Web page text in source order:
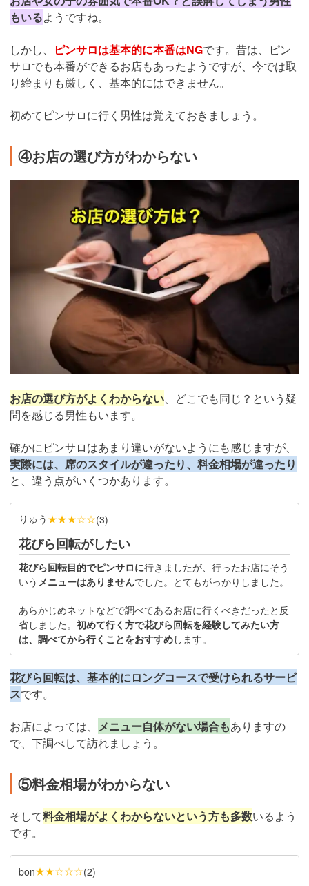
もいるようですね。
しかし、 ピンサロは基本的に本番はNGです。昔は、ピン
サロでも本番ができるお店もあったようですが、今では取
り締まりも厳しく、基本的にはできません。
初めてピンサロに行く男性は覚えておきましょう。
④お店の選び方がわからない
お店の選び方がよくわからない、どこでも同じ？という疑
問を感じる男性もいます。
確かにピンサロはあまり違いがないようにも感じますが、
実際には、席のスタイルが違ったり、料金相場が違ったり
と、違う点がいくつかあります。
りゅう ★★★☆☆(3)
花びら回転がしたい
花びら回転目的でピンサロに行きましたが、行ったお店にそう
いう メニューはありませんでした。とてもがっかりしました。
あらかじめネットなどで調べてあるお店に行くべきだったと反
省しました。 初めて行く方で花びら回転を経験してみたい方
は、調べてから行くことをおすすめします。
花びら回転は、基本的にロングコースで受けられるサービ
スです。
お店によっては、 メニュー自体がない場合もありますの
で、下調べして訪れましょう。
⑤料金相場がわからない
そして料金相場がよくわからないという方も多数いるよう
です。
bon★★☆☆☆(2)